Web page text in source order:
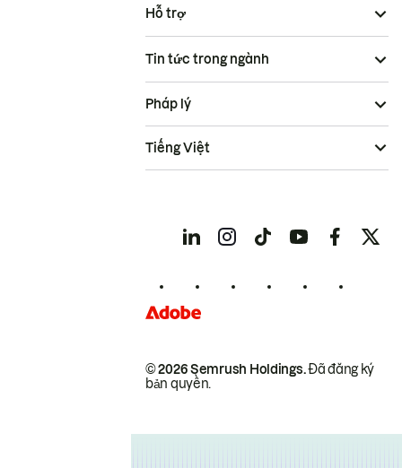
Hỗ trợ
Tin tức trong ngành
© 2026 Semrush Holdings.Đã đăng ký
bản quyền.
Pháp lý
Tiếng Việt